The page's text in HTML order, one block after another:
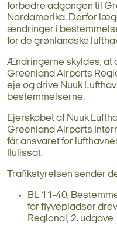
forbedre adgangen til
Nordamerika. Derfor
ændringer i
for de grønlandske
Ændringerne skyldes, at
Greenland Airports
eje og drive Nuuk
bestemmelserne.
Ejerskabet af Nuuk
Greenland Airports
får ansvaret for
Ilulissat.
Trafikstyrelsen sender
BL 11-40,
for flyvepladser
Regional, 2. udgave